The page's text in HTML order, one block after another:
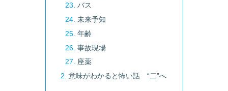
バス
未来予知
年齢
事故現場
座薬
意味がわかると怖い話 “二”へ